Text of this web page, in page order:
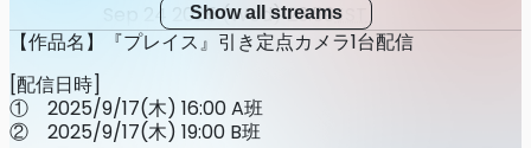
Sep 24 2025 (Wed) 23:59JST
Show all streams
【作品名】『プレイス』引き定点カメラ1台配信
[配信日時]
① 2025/9/17(木) 16:00 A班
② 2025/9/17(木) 19:00 B班